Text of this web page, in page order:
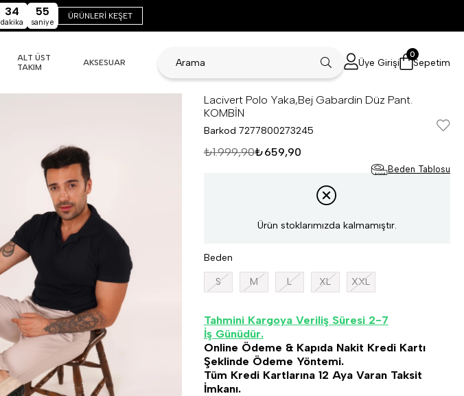
34
dakika
54
saniye
ÜRÜNLERİ KEŞET
ALT ÜST
TAKIM
AKSESUAR Üye Girişi Sepetim
0
Lacivert Polo Yaka,Bej Gabardin Düz Pant.
KOMBİN
Barkod 7277800273245
₺1.999,90₺659,90
Beden Tablosu
Ürün stoklarımızda kalmamıştır.
Beden
S M L XL XXL
Tahmini Kargoya Veriliş Süresi 2-7
İş Günüdür.
Online Ödeme & Kapıda Nakit Kredi Kartı
Şeklinde Ödeme Yöntemi.
Tüm Kredi Kartlarına 12 Aya Varan Taksit
İmkanı.